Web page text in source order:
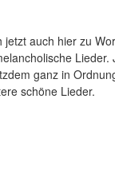
auch hier zu
Lieder.
ganz in
schöne Lieder.